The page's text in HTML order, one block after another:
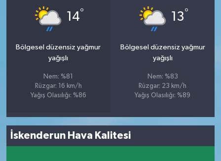
14°
Bölgesel düzensiz yağmur
yağışlı
Nem: %81
Rüzgar: 16 km/h
Yağış Olasılığı: %86
13°
Bölgesel düzensiz yağmur
yağışlı
Nem: %83
Rüzgar: 23 km/h
Yağış Olasılığı: %89
İskenderun Hava Kalitesi